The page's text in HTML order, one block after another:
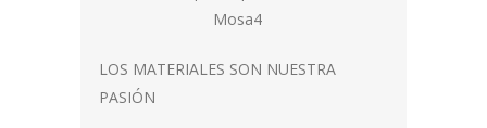
LOS MATERIALES SON NUESTRA
PASIÓN